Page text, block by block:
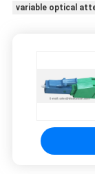
variable optical